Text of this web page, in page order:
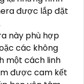
được lắp đặt
này phù hợp
các không
một cách linh
được cam kết